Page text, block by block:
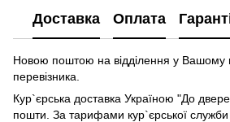
Доставка Оплата
Новою поштою на відділення у Вашому
перевізника.
Кур`єрська доставка Україною "До
пошти. За тарифами кур`єрської служби